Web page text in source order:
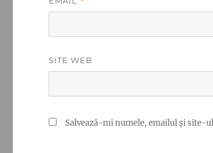
SITE WEB
Salvează-mi numele, emailul și site-